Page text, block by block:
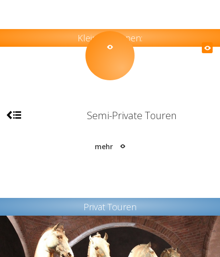
Kleine Gruppen:
Semi-Private Touren
mehr
Privat Touren